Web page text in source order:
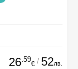
26.59
€ / 52лв.